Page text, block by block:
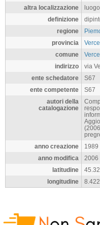
altra localizzazione
definizione
regione
provincia
comune
indirizzo
via
ente schedatore
S67
ente competente
S67
autori della
catalogazione
anno creazione
1989
anno modifica
2006
latitudine
longitudine